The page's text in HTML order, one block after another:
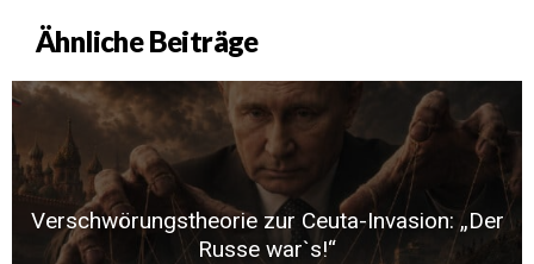
Ähnliche Beiträge
Verschwörungstheorie zur Ceuta-Invasion: „Der
Russe war`s!“